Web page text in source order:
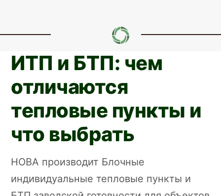
ИТП и БТП: чем
отличаются
тепловые пункты и
что выбрать
НОВА производит Блочные
индивидуальные тепловые пункты и